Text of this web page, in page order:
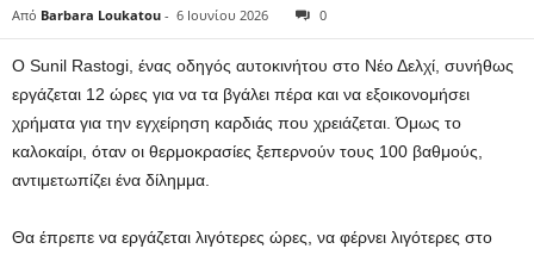
Από Barbara Loukatou - 6 Ιουνίου 2026 0
Ο Sunil Rastogi, ένας οδηγός αυτοκινήτου στο Νέο Δελχί, συνήθως
εργάζεται 12 ώρες για να τα βγάλει πέρα ​​και να εξοικονομήσει
χρήματα για την εγχείρηση καρδιάς που χρειάζεται. Όμως το
καλοκαίρι, όταν οι θερμοκρασίες ξεπερνούν τους 100 βαθμούς,
αντιμετωπίζει ένα δίλημμα.
Θα έπρεπε να εργάζεται λιγότερες ώρες, να φέρνει λιγότερες στο